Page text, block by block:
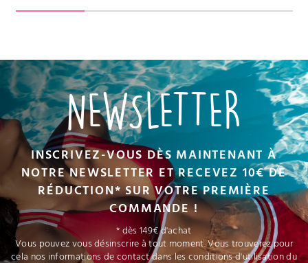
NEWSLETTER
INSCRIVEZ-VOUS DÈS MAINTENANT À
NOTRE NEWSLETTER ET RECEVEZ 10€ DE
RÉDUCTION* SUR VOTRE PREMIÈRE
COMMANDE !
* dès 149€ d'achat
Vous pouvez vous désinscrire à tout moment. Vous trouverez pour
cela nos informations de contact dans les conditions d'utilisation du